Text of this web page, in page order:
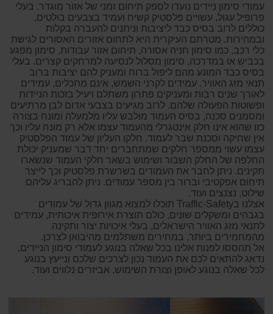
עמודי סימון ניידים נועדו לספק תיחום זמני של אזור מוגדר. בעלי
פרופיל עגול, עשויים פלסטיק קשיח ועמיד בצבעים בולטים,
כוללים לרוב בסיס כבד ליציבות וניתנים להעברה בקלות
ובמהירות. מטרתם העיקרית היא לתחום אזורים האסורים לגישת
כלי רכב, כמו סימון חניה אסורה, תיחום אזור עבודות, סימון מפגע
בכביש או במדרכה, סימון מסלול לנסיעה למרחקים קצרים. בעלי
בסיס כבד המונע מהם ליפול ברוח ומעניק להם יציבות ברוב
תנאי מזג האוויר. עמידים לקרני השמש, אינם מתכלים, עמידים
לאורך שנים רבות ומעניקים פתרון משתלם ויעיל בזכות הניידות
ופשוטות הפעולה שלהם. לרוב מגיעים בצבעי אדום לבן מרתיעים
ומסמנים סכנה, בסיס העמוד מולבש עליו מלמעלה ומונח בצורה
כזו שהוא אינו חלק אינטגרלי מהעמוד עצמו אלא רק מונח עליו וכך
אין שחיקה וסכנת שבר לעמוד. חלקו העליון של עמוד הפלסטיק
עצמו עשוי ממספר חלקים שמתחברים יחד דבר שמעניק יכולת
החלפה של החלק השבור ושימוש בשאר חלקי העמוד שנשארו
תקינים. ניתן לחבר את העמודים בשרשרת פלסטיק וכך לייצר
תיחום אפקטיבי וברור בין מספר עמודים. ניתן להבריג עליהם
שילוט, נצנצים ועוד.
אצלנו בTraffic-Safety תוכלו למצוא מגוון גדול של עמודים
בגבהים ומשקלים שונים, כולם תוצרת אירופית איכותית, עמידים
לתנאי מזג האוויר הישראלים, בעלי איכויות יצור ותקינה
מהמחמירים ביותר, במחירים משתלמים מהיבואן לצרכן.
אל תהססו לפנות אלינו בכל שאלה בנוגע לעמודי סימון הניידים,
נדאג להתאים לכם את העמוד נכון לצרכים שלכם ונייעץ בנוגע
לכל שאלה בנוגע לאופן וצורת השימוש, אביזרים נלווים ועוד.